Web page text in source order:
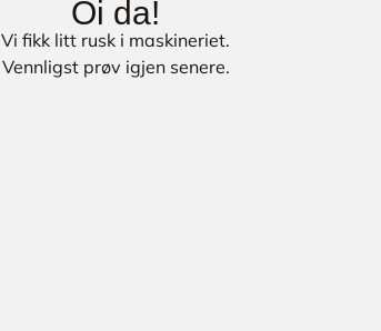
Oi da!
Vi fikk litt rusk i maskineriet.
Vennligst prøv igjen senere.